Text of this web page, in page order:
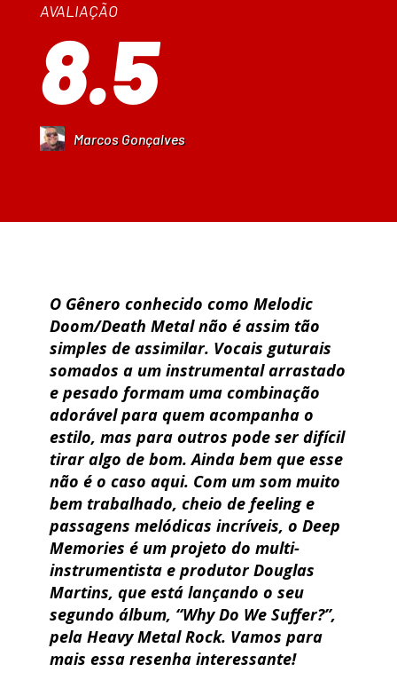
AVALIAÇÃO
8.5
Marcos Gonçalves
O Gênero conhecido como Melodic
Doom/Death Metal não é assim tão
simples de assimilar. Vocais guturais
somados a um instrumental arrastado
e pesado formam uma combinação
adorável para quem acompanha o
estilo, mas para outros pode ser difícil
tirar algo de bom. Ainda bem que esse
não é o caso aqui. Com um som muito
bem trabalhado, cheio de feeling e
passagens melódicas incríveis, o Deep
Memories é um projeto do multi-
instrumentista e produtor Douglas
Martins, que está lançando o seu
segundo álbum, “Why Do We Suffer?”,
pela Heavy Metal Rock. Vamos para
mais essa resenha interessante!